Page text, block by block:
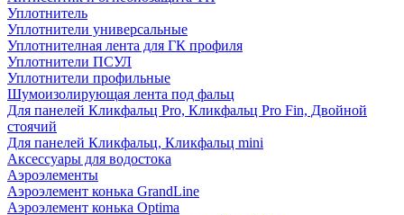
Уплотнитель
Уплотнители универсальные
Уплотнителная лента для ГК профиля
Уплотнители ПСУЛ
Уплотнители профильные
Шумоизолирующая лента под фальц
Для панелей Кликфальц Pro, Кликфальц Pro Fin, Двойной
стоячий
Для панелей Кликфальц, Кликфальц mini
Аксессуары для водостока
Аэроэлементы
Аэроэлемент конька GrandLine
Аэроэлемент конька Optima